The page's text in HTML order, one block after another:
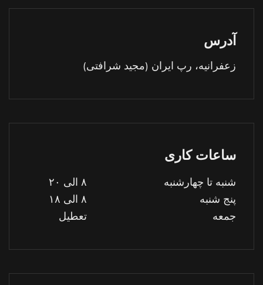
آدرس
زعفرانیه، رپ ایران (مجید شرافتی)
ساعات کاری
شنبه تا چهارشنبه
۸ الی ۲۰
پنج شنبه
۸ الی ۱۸
جمعه
تعطیل